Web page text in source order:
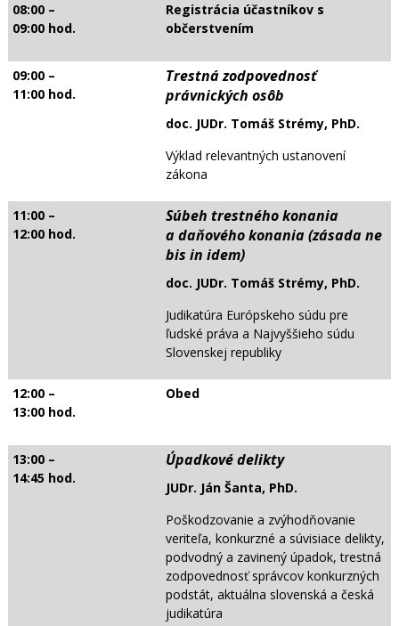
08:00 –
09:00 hod.
Registrácia účastníkov s
občerstvením
09:00 –
11:00 hod.
Trestná zodpovednosť
právnických osôb
doc. JUDr. Tomáš Strémy, PhD.
Výklad relevantných ustanovení
zákona
11:00 –
12:00 hod.
Súbeh trestného konania
a daňového konania (zásada ne
bis in idem)
doc. JUDr. Tomáš Strémy, PhD.
Judikatúra Európskeho súdu pre
ľudské práva a Najvyššieho súdu
Slovenskej republiky
12:00 –
13:00 hod.
Obed
13:00 –
14:45 hod.
Úpadkové delikty
JUDr. Ján Šanta, PhD.
Poškodzovanie a zvýhodňovanie
veriteľa, konkurzné a súvisiace delikty,
podvodný a zavinený úpadok, trestná
zodpovednosť správcov konkurzných
podstát, aktuálna slovenská a česká
judikatúra